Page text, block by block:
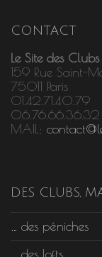
CONTACT
Le Site des Clubs
159 Rue Saint-
75011 Paris
01.42.71.40.79
06.76.66.36.32
MAIL:
DES CLUBS,
… des péniches
… des lofts